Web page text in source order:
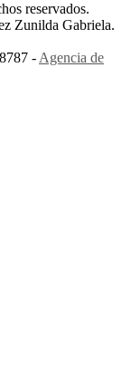
reservados.
Zunilda Gabriela.
-Agencia de